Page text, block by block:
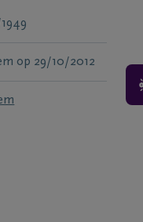
op 29/10/2012